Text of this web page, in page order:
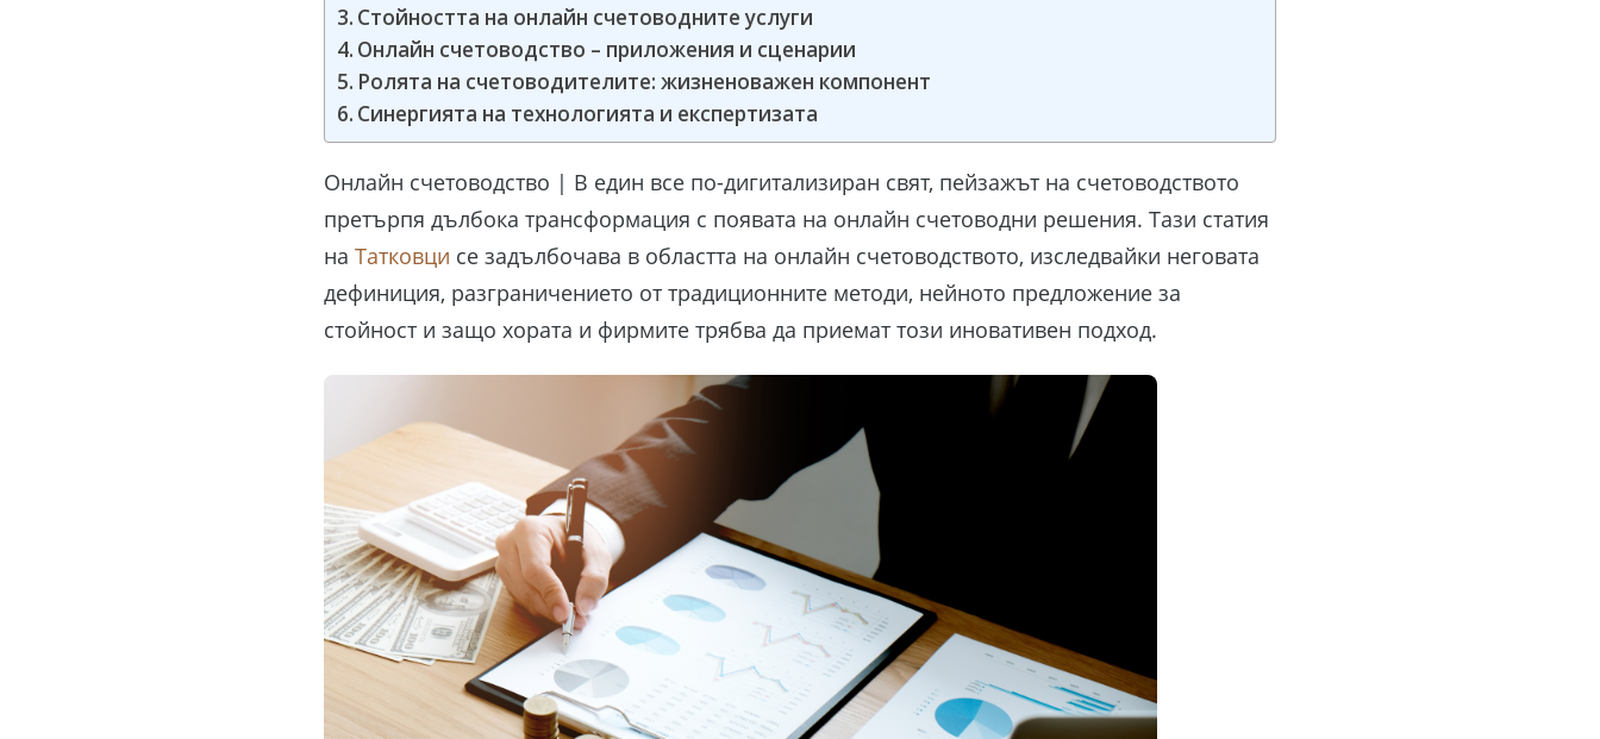
Стойността на онлайн счетоводните услуги
Онлайн счетоводство – приложения и сценарии
Ролята на счетоводителите: жизненоважен компонент
Синергията на технологията и експертизата
Онлайн счетоводство | В един все по-дигитализиран свят, пейзажът на счетоводството
претърпя дълбока трансформация с появата на онлайн счетоводни решения. Тази статия
на Татковци се задълбочава в областта на онлайн счетоводството, изследвайки неговата
дефиниция, разграничението от традиционните методи, нейното предложение за
стойност и защо хората и фирмите трябва да приемат този иновативен подход.